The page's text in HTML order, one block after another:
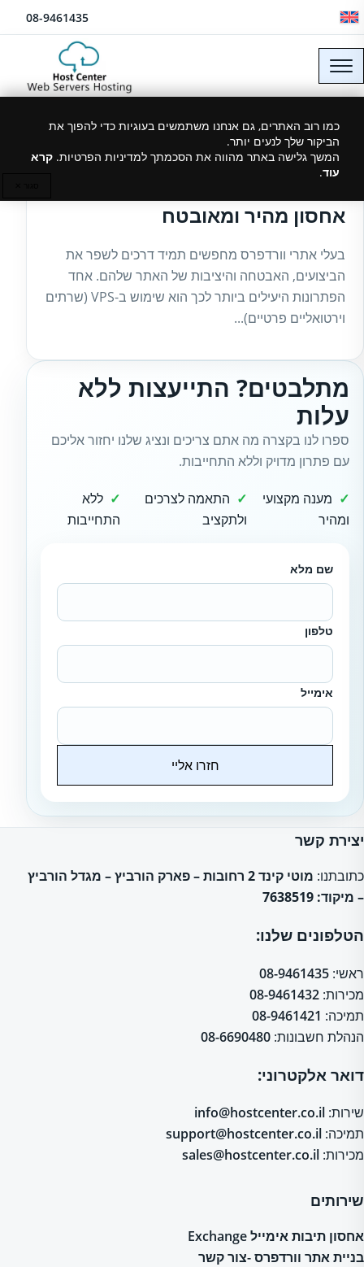
דלג לתוכן 08-9461435
כמו רוב האתרים, גם אנחנו משתמשים בעוגיות כדי להפוך את
הביקור שלך לנעים יותר.
המשך גלישה באתר מהווה את הסכמתך למדיניות הפרטיות. קרא
עוד.
27/03/2025
אחסון מהיר ומאובטח
בעלי אתרי וורדפרס מחפשים תמיד דרכים לשפר את
הביצועים, האבטחה והיציבות של האתר שלהם. אחד
הפתרונות היעילים ביותר לכך הוא שימוש ב-VPS (שרתים
וירטואליים פרטיים)...
מתלבטים? התייעצות ללא
עלות
ספרו לנו בקצרה מה אתם צריכים ונציג שלנו יחזור אליכם
עם פתרון מדויק וללא התחייבות.
מענה מקצועי
ומהיר
התאמה לצרכים
ולתקציב
ללא
התחייבות
שם מלא
טלפון
אימייל
חזרו אליי
יצירת קשר
כתובתנו:
מוטי קינד 2 רחובות – פארק הורביץ – מגדל הורביץ
– מיקוד: 7638519
הטלפונים שלנו:
ראשי: 08-9461435
מכירות: 08-9461432
תמיכה: 08-9461421
הנהלת חשבונות: 08-6690480
דואר אלקטרוני:
שירות: info@hostcenter.co.il
תמיכה: support@hostcenter.co.il
מכירות: sales@hostcenter.co.il
שירותים
אחסון תיבות אימייל Exchange
בניית אתר וורדפרס -צור קשר